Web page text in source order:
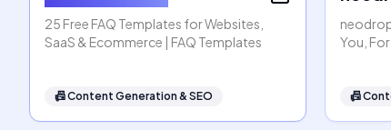
25 Free FAQ Templates for Websites,
SaaS & Ecommerce | FAQ Templates
📠Content Generation & SEO
You,
📠